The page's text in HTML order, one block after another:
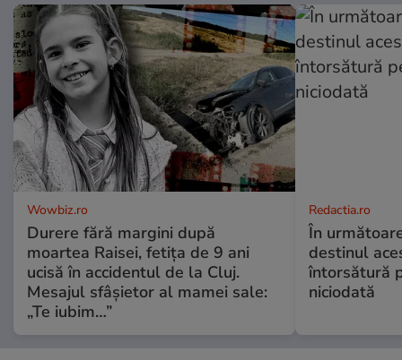
Wowbiz.ro
Durere fără margini după
moartea Raisei, fetița de 9 ani
ucisă în accidentul de la Cluj.
Mesajul sfâșietor al mamei sale:
„Te iubim…”
Redactia.ro
În
destinul
întorsătură
niciodată